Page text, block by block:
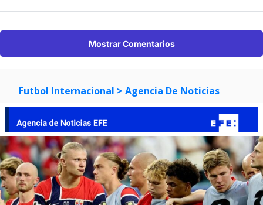
Mostrar Comentarios
Futbol Internacional > Agencia De Noticias